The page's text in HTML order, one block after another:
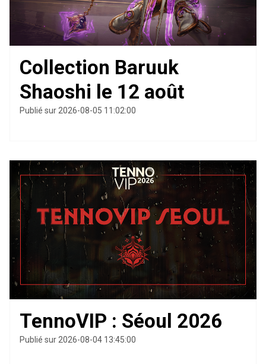
Collection Baruuk
Shaoshi le 12 août
Publié sur 2026-08-05 11:02:00
TennoVIP : Séoul 2026
Publié sur 2026-08-04 13:45:00